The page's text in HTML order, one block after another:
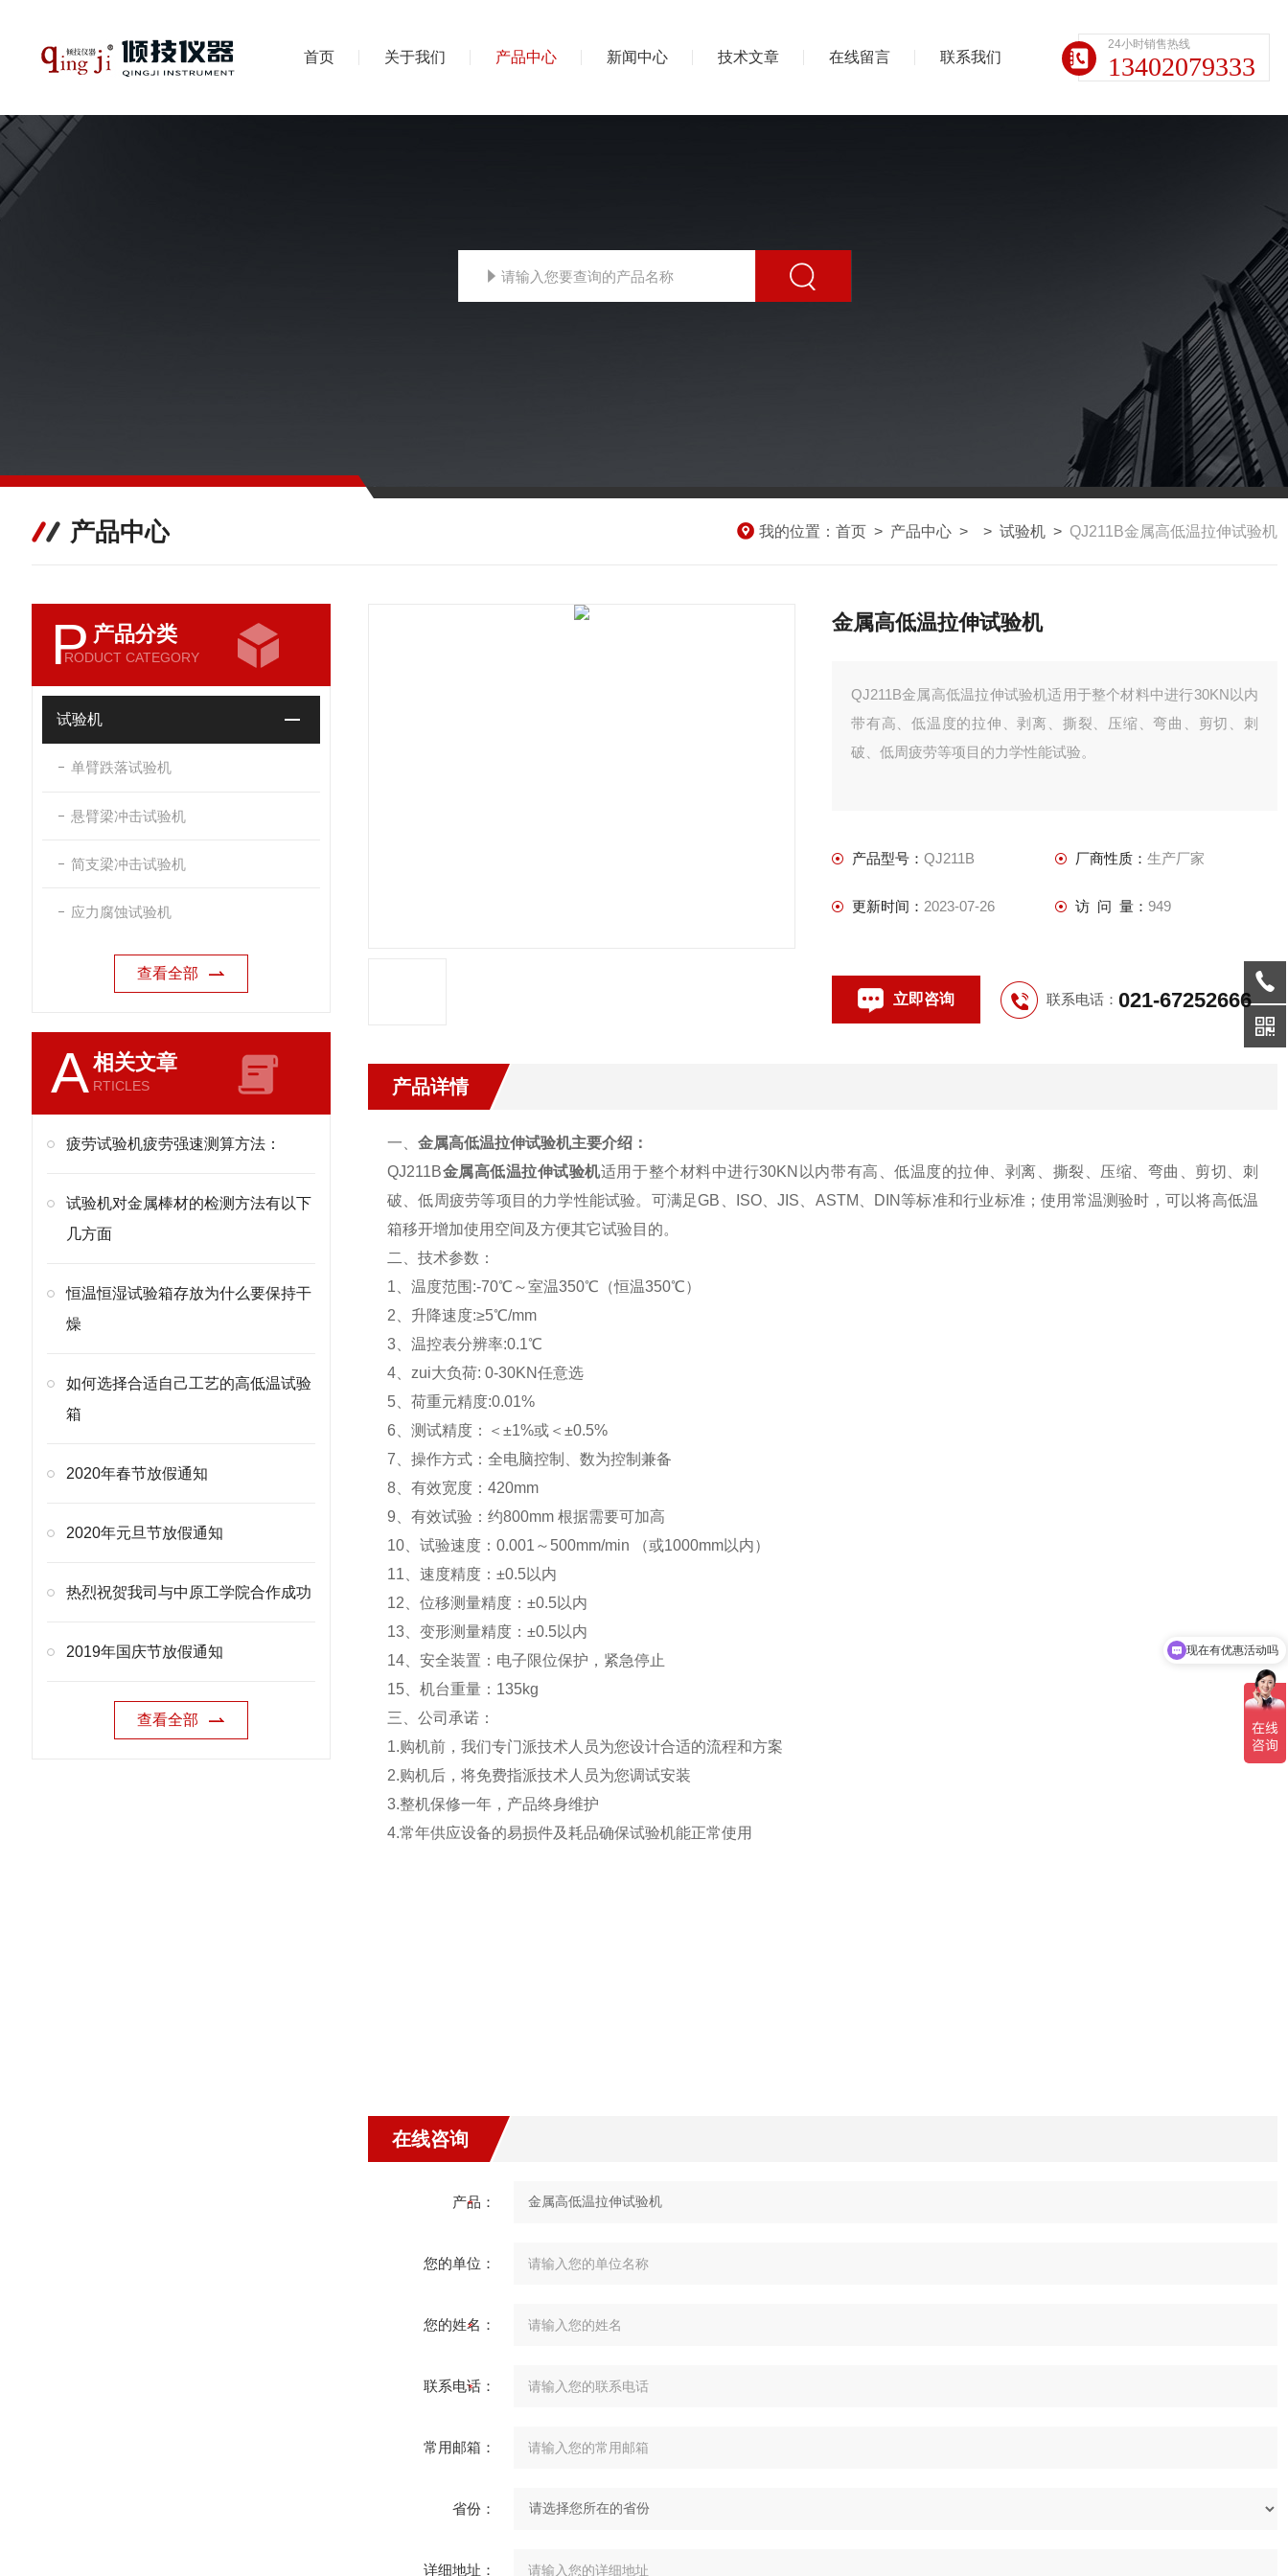
首页 关于我们 产品中心 新闻中心 技术文章 在线留言 联系我们
24小时销售热线
13402079333
产品中心 我的位置： 首页 > 产品中心 > > 试验机 > QJ211B金属高低温拉伸试验机
P 产品分类
RODUCT CATEGORY
试验机
单臂跌落试验机
悬臂梁冲击试验机
简支梁冲击试验机
应力腐蚀试验机
查看全部
A相关文章
RTICLES
疲劳试验机疲劳强速测算方法：
试验机对金属棒材的检测方法有以下
几方面
恒温恒湿试验箱存放为什么要保持干
燥
如何选择合适自己工艺的高低温试验
箱
2020年春节放假通知
2020年元旦节放假通知
热烈祝贺我司与中原工学院合作成功
2019年国庆节放假通知
查看全部
金属高低温拉伸试验机
QJ211B金属高低温拉伸试验机适用于整个材料中进行30KN以内
带有高、低温度的拉伸、剥离、撕裂、压缩、弯曲、剪切、刺
破、低周疲劳等项目的力学性能试验。
产品型号： QJ211B 厂商性质： 生产厂家
更新时间： 2023-07-26 访 问 量： 949
立即咨询 联系电话： 021-67252666
产品详情
一、 金属高低温拉伸试验机主要介绍 ：
QJ211B金属高低温拉伸试验机适用于整个材料中进行30KN以内带有高、低温度的拉伸、剥离、撕裂、压缩、弯曲、剪切、刺
破、低周疲劳等项目的力学性能试验。可满足GB、ISO、JIS、ASTM、DIN等标准和行业标准；使用常温测验时，可以将高低温
箱移开增加使用空间及方便其它试验目的。
二、技术参数：
1、温度范围:-70℃～室温350℃（恒温350℃）
2、升降速度:≥5℃/mm
3、温控表分辨率:0.1℃
4、zui大负荷: 0-30KN任意选
5、荷重元精度:0.01%
6、测试精度：＜±1%或＜±0.5%
7、操作方式：全电脑控制、数为控制兼备
8、有效宽度：420mm
9、有效试验：约800mm 根据需要可加高
10、试验速度：0.001～500mm/min （或1000mm以内）
11、速度精度：±0.5以内
12、位移测量精度：±0.5以内
13、变形测量精度：±0.5以内
14、安全装置：电子限位保护，紧急停止
15、机台重量：135kg
三、公司承诺：
1.购机前，我们专门派技术人员为您设计合适的流程和方案
2.购机后，将免费指派技术人员为您调试安装
3.整机保修一年，产品终身维护
4.常年供应设备的易损件及耗品确保试验机能正常使用
在线咨询
产品：
您的单位：
您的姓名：
联系电话：
常用邮箱：
省份：
详细地址：
现在有优惠活动吗